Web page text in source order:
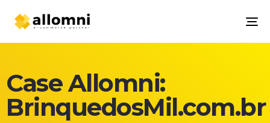
Case Allomni:
BrinquedosMil.com.br